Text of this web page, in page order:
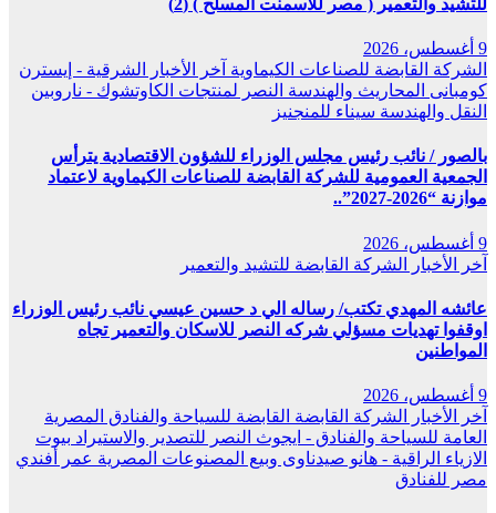
9 أغسطس، 2026
الشركة القابضة للصناعات الكيماوية آخر الأخبار
الشرقية - إيسترن
كومبانى المحاريث والهندسة النصر لمنتجات الكاوتشوك - ناروبين
النقل والهندسة سيناء للمنجنيز
بالصور / نائب رئيس مجلس الوزراء للشؤون الاقتصادية يترأس
الجمعية العمومية للشركة القابضة للصناعات الكيماوية لاعتماد
موازنة “2026-2027”..
9 أغسطس، 2026
آخر الأخبار
الشركة القابضة للتشيد والتعمير
عائشه المهدي تكتب/ رساله الي د حسين عيسي نائب رئيس الوزراء
اوقفوا تهديات مسؤلي شركه النصر للاسكان والتعمير تجاه
المواطنين
9 أغسطس، 2026
آخر الأخبار
الشركة القابضة القابضة للسياحة والفنادق المصرية
العامة للسياحة والفنادق - ايجوث النصر للتصدير والاستيراد بيوت
الازياء الراقية - هانو صيدناوى وبيع المصنوعات المصرية عمر أفندي
مصر للفنادق